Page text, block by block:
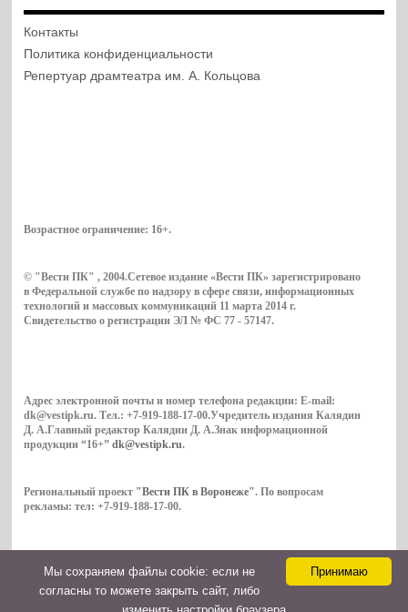
Контакты
Политика конфиденциальности
Репертуар драмтеатра им. А. Кольцова
Возрастное ограничение: 16+.
© "Вести ПК" , 2004.Сетевое издание «Вести ПК» зарегистрировано
в Федеральной службе по надзору в сфере связи, информационных
технологий и массовых коммуникаций 11 марта 2014 г.
Свидетельство о регистрации ЭЛ № ФС 77 - 57147.
Адрес электронной почты и номер телефона редакции: E-mail:
dk@vestipk.ru. Тел.: +7-919-188-17-00.Учредитель издания Калядин
Д. А.Главный редактор Калядин Д. А.Знак информационной
продукции “16+”dk@vestipk.ru.
Региональный проект "Вести ПК в Воронеже". По вопросам
рекламы: тел: +7-919-188-17-00.
Copyright © 2026. ВестиПК в Воронеже
Контакты
Принимаю
Мы cохраняем файлы cookie: если не
согласны то можете закрыть сайт, либо